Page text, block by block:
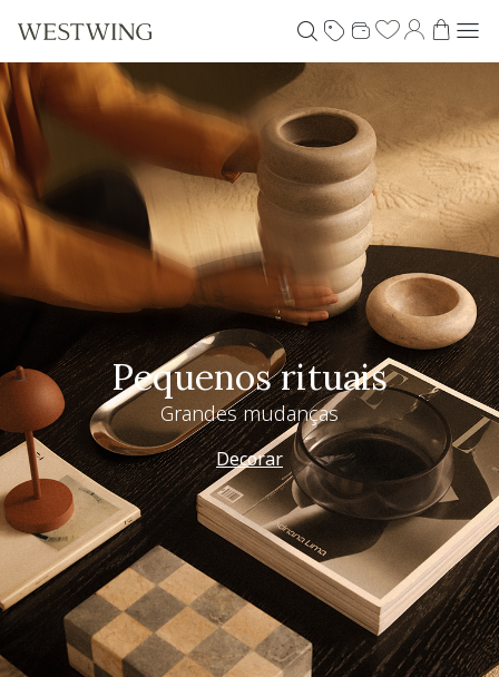
Pequenos rituais
Grandes mudanças
Decorar